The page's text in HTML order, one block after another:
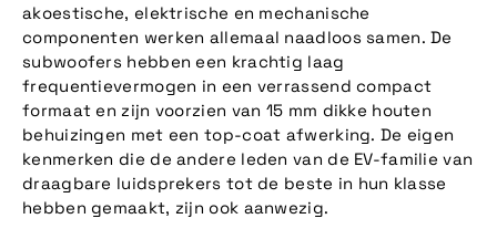
akoestische, elektrische en mechanische
componenten werken allemaal naadloos samen. De
subwoofers hebben een krachtig laag
frequentievermogen in een verrassend compact
formaat en zijn voorzien van 15 mm dikke houten
behuizingen met een top-coat afwerking. De eigen
kenmerken die de andere leden van de EV-familie van
draagbare luidsprekers tot de beste in hun klasse
hebben gemaakt, zijn ook aanwezig.